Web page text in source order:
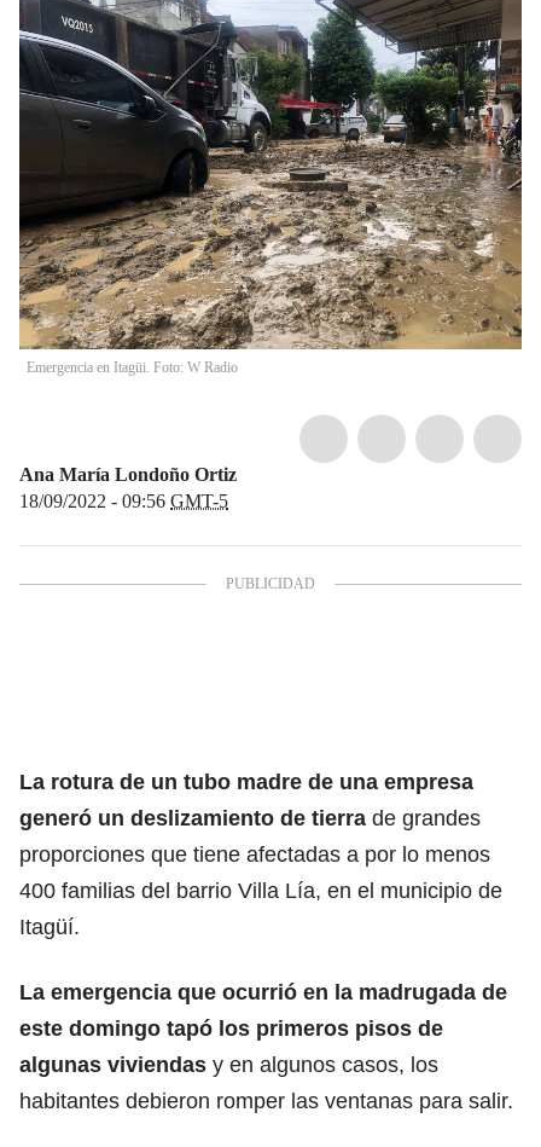
Emergencia en Itagüi. Foto: W Radio
Ana María Londoño Ortiz
18/09/2022 - 09:56 GMT-5
La rotura de un tubo madre de una empresa
generó un deslizamiento de tierra de grandes
proporciones que tiene afectadas a por lo menos
400 familias del barrio Villa Lía, en el municipio de
Itagüí.
La emergencia que ocurrió en la madrugada de
este domingo tapó los primeros pisos de
algunas viviendas y en algunos casos, los
habitantes debieron romper las ventanas para salir.